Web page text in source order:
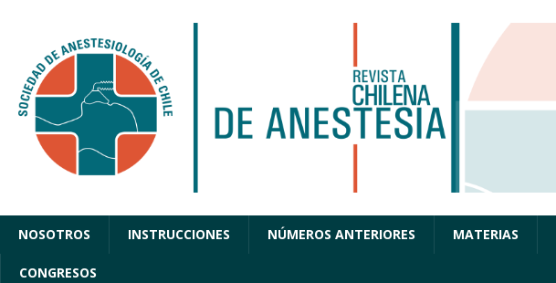
NOSOTROS INSTRUCCIONES NÚMEROS ANTERIORES MATERIAS
CONGRESOS